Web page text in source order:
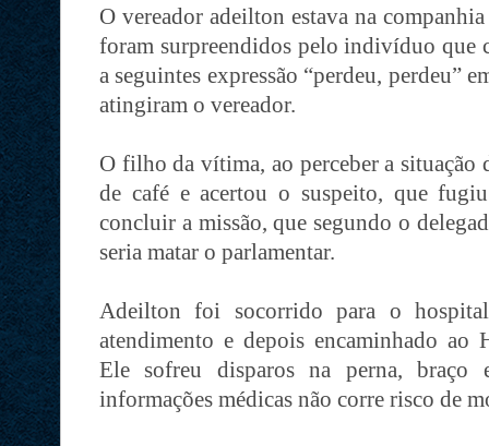
O vereador adeilton estava na
foram surpreendidos pelo indivíduo que
a seguintes expressão “perdeu, perdeu”
atingiram o vereador.
O filho da vítima, ao perceber a situação
de café e acertou o suspeito, que
concluir a missão, que segundo o
seria matar o parlamentar.
Adeilton foi socorrido para o
atendimento e depois encaminhado
Ele sofreu disparos na perna,
informações médicas não corre risco de